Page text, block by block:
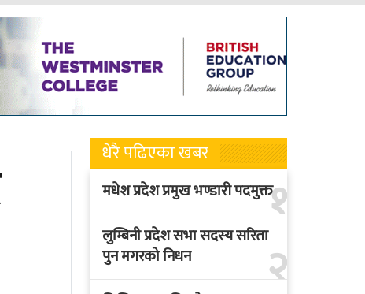
धेरै पढिएका खबर
१
मधेश प्रदेश प्रमुख भण्डारी पदमुक्त
२
लुम्बिनी प्रदेश सभा सदस्य सरिता
पुन मगरको निधन